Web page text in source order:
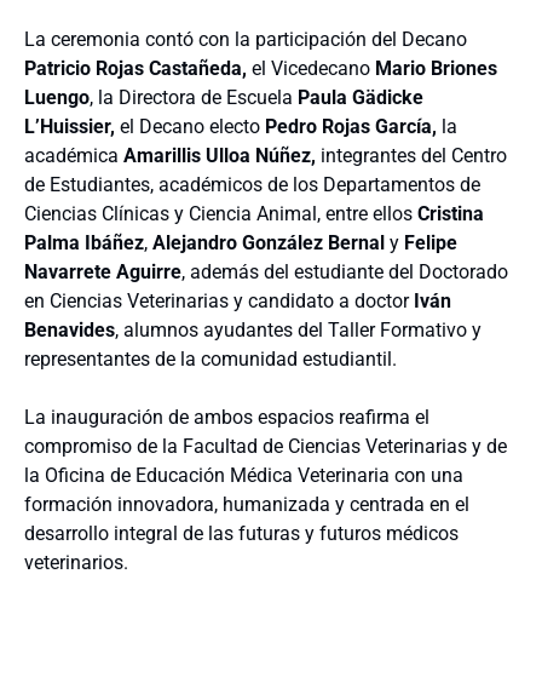
La ceremonia contó con la participación del Decano
Patricio Rojas Castañeda, el Vicedecano Mario Briones
Luengo, la Directora de Escuela Paula Gädicke
L’Huissier, el Decano electo Pedro Rojas García, la
académica Amarillis Ulloa Núñez, integrantes del Centro
de Estudiantes, académicos de los Departamentos de
Ciencias Clínicas y Ciencia Animal, entre ellos Cristina
Palma Ibáñez, Alejandro González Bernal y Felipe
Navarrete Aguirre, además del estudiante del Doctorado
en Ciencias Veterinarias y candidato a doctorIván
Benavides, alumnos ayudantes del Taller Formativo y
representantes de la comunidad estudiantil.
La inauguración de ambos espacios reafirma el
compromiso de la Facultad de Ciencias Veterinarias y de
la Oficina de Educación Médica Veterinaria con una
formación innovadora, humanizada y centrada en el
desarrollo integral de las futuras y futuros médicos
veterinarios.